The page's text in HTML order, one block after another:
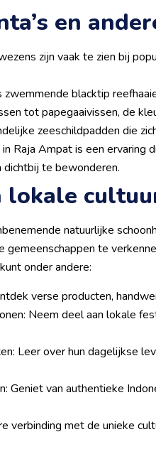
en
zijn vaak te zien bij
zwemmende blacktip
tot papegaaivissen, de
zeeschildpadden die
in Raja Ampat is een
dichtbij te bewonderen.
natuurlijke
gemeenschappen te
onder andere:
verse producten,
Neem deel aan lokale
Leer over hun dagelijkse
Geniet van authentieke
verbinding met de unieke